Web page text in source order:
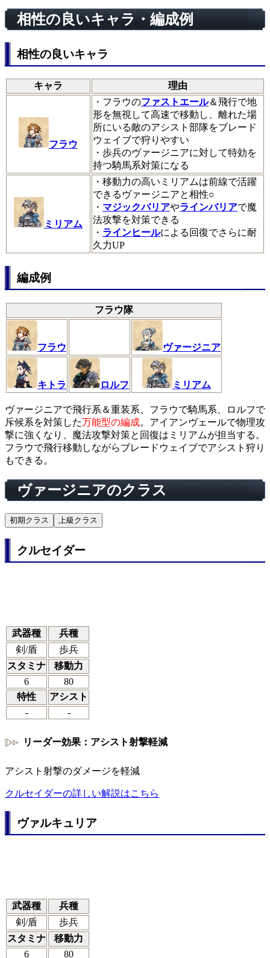
相性の良いキャラ・編成例
相性の良いキャラ
キャラ 理由
フラウ
・フラウのファストエール＆飛行で地
形を無視して高速で移動し、離れた場
所にいる敵のアシスト部隊をブレード
ウェイブで狩りやすい
・歩兵のヴァージニアに対して特効を
持つ騎馬系対策になる
ミリアム
・移動力の高いミリアムは前線で活躍
できるヴァージニアと相性○
・ マジックバリアやラインバリアで魔
法攻撃を対策できる
・ ラインヒールによる回復でさらに耐
久力UP
編成例
フラウ隊
フラウ ヴァージニア
キトラ ロルフ ミリアム
ヴァージニアで飛行系＆重装系、フラウで騎馬系、ロルフで
斥候系を対策した万能型の編成。アイアンヴェールで物理攻
撃に強くなり、魔法攻撃対策と回復はミリアムが担当する。
フラウで飛行移動しながらブレードウェイブでアシスト狩り
もできる。
ヴァージニアのクラス
初期クラス 上級クラス
クルセイダー
武器種
兵種
剣/盾
歩兵
スタミナ
移動力
6
80
特性
アシスト
-
-
リーダー効果：アシスト射撃軽減
アシスト射撃のダメージを軽減
クルセイダーの詳しい解説はこちら
ヴァルキュリア
武器種
兵種
剣/盾
歩兵
スタミナ
移動力
6
80